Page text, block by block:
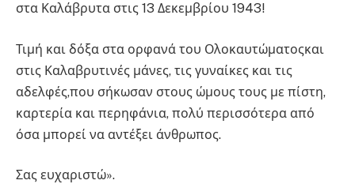
στα Καλάβρυτα στις 13 Δεκεμβρίου 1943!
Τιμή και δόξα στα ορφανά του Ολοκαυτώματοςκαι
στις Καλαβρυτινές μάνες, τις γυναίκες και τις
αδελφές,που σήκωσαν στους ώμους τους με πίστη,
καρτερία και περηφάνια, πολύ περισσότερα από
όσα μπορεί να αντέξει άνθρωπος.
Σας ευχαριστώ».